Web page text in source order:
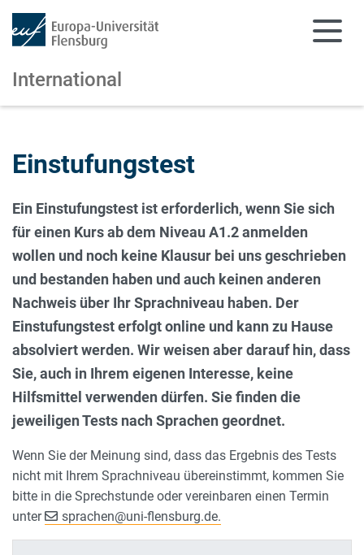
International
Einstufungstest
Ein Einstufungstest ist erforderlich, wenn Sie sich
für einen Kurs ab dem Niveau A1.2 anmelden
wollen und noch keine Klausur bei uns geschrieben
und bestanden haben und auch keinen anderen
Nachweis über Ihr Sprachniveau haben. Der
Einstufungstest erfolgt online und kann zu Hause
absolviert werden. Wir weisen aber darauf hin, dass
Sie, auch in Ihrem eigenen Interesse, keine
Hilfsmittel verwenden dürfen. Sie finden die
jeweiligen Tests nach Sprachen geordnet.
Wenn Sie der Meinung sind, dass das Ergebnis des Tests
nicht mit Ihrem Sprachniveau übereinstimmt, kommen Sie
bitte in die Sprechstunde oder vereinbaren einen Termin
unter
sprachen@uni-flensburg.de.